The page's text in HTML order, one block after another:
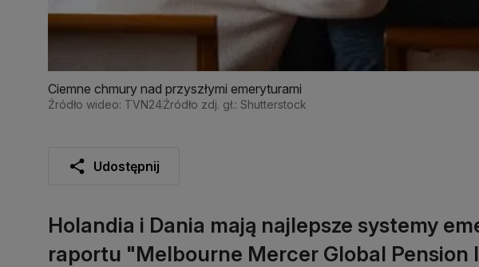
Ciemne chmury nad przyszłymi emeryturami
Źródło wideo: TVN24Źródło zdj. gł.: Shutterstock
Udostępnij
Holandia i Dania mają najlepsze systemy
raportu "Melbourne Mercer Global Pension